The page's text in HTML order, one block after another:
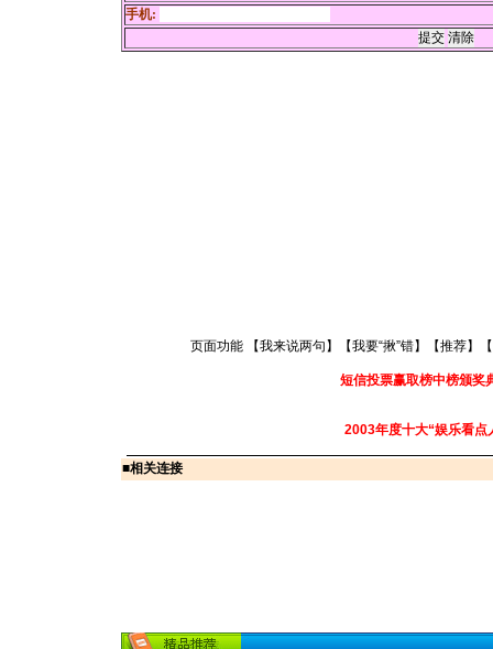
手机:
页面功能 【我来说两句 】【我要“揪”错】【推荐】
短信投票赢取榜中榜颁奖
2003年度十大“娱乐看点
■相关连接